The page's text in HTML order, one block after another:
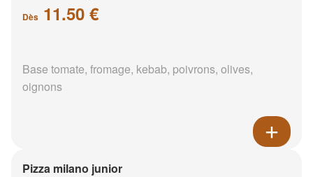
Dès 11.50 €
Base tomate, fromage, kebab, poivrons, olives,
oignons
Pizza milano junior